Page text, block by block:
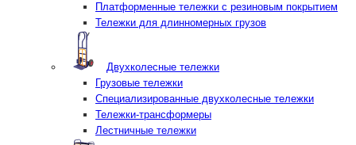
Платформенные тележки с резиновым покрытием
Тележки для длинномерных грузов
Двухколесные тележки
Грузовые тележки
Специализированные двухколесные тележки
Тележки-трансформеры
Лестничные тележки